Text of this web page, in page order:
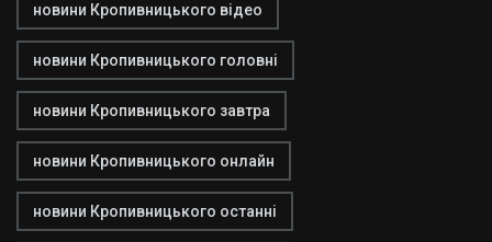
новини Кропивницького відео
новини Кропивницького головні
новини Кропивницького завтра
новини Кропивницького онлайн
новини Кропивницького останні